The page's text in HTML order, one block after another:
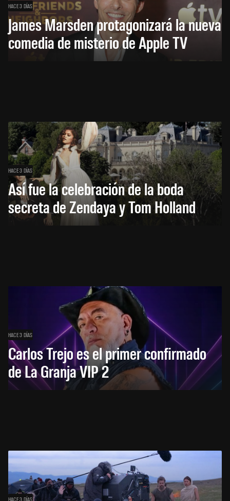
HACE 3 DÍAS
James Marsden protagonizará la nueva
comedia de misterio de Apple TV
HACE 3 DÍAS
Así fue la celebración de la boda
secreta de Zendaya y Tom Holland
HACE 3 DÍAS
Carlos Trejo es el primer confirmado
de La Granja VIP 2
HACE 3 DÍAS